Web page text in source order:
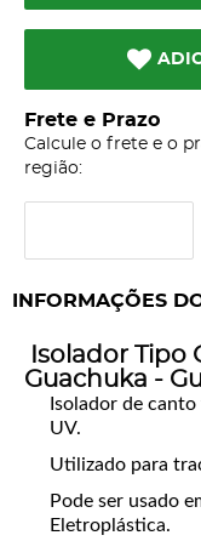
Frete e Prazo
Calcule o frete e o
região:
INFORMAÇÕES
Isolador Tipo
Guachuka -
Isolador de
UV.
Utilizado para
Pode ser usado
Eletroplástica.